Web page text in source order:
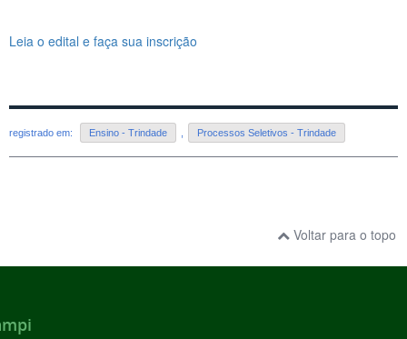
Leia o edital e faça sua inscrição
registrado em: Ensino - Trindade Processos Seletivos - Trindade
Voltar para o topo